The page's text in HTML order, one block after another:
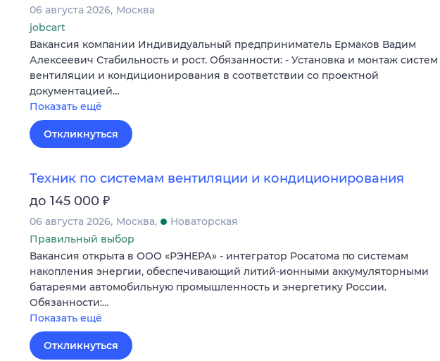
06 августа 2026 Москва
jobcart
Вакансия компании Индивидуальный предприниматель Ермаков Вадим
Алексеевич Стабильность и рост. Обязанности: - Установка и монтаж систем
вентиляции и кондиционирования в соответствии со проектной
документацией…
Показать ещё
Откликнуться
Техник по системам вентиляции и кондиционирования
до 145 000 ₽
06 августа 2026 Москва
Новаторская
Правильный выбор
Вакансия открыта в ООО «РЭНЕРА» - интегратор Росатома по системам
накопления энергии, обеспечивающий литий-ионными аккумуляторными
батареями автомобильную промышленность и энергетику России.
Обязанности:…
Показать ещё
Откликнуться